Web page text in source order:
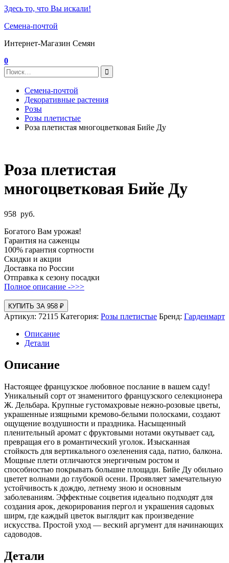
Здесь то, что Вы искали!
Семена-почтой
Интернет-Магазин Семян
0
Семена-почтой
Декоративные растения
Розы
Розы плетистые
Роза плетистая многоцветковая Бийе Ду
Роза плетистая
многоцветковая Бийе Ду
958 руб.
Богатого Вам урожая!
Гарантия на саженцы
100% гарантия сортности
Скидки и акции
Доставка по России
Отправка к сезону посадки
Полное описание ->>>
КУПИТЬ ЗА 958 ₽
Артикул: 72115 Категория: Розы плетистые Бренд: Гарденмарт
Описание
Детали
Описание
Настоящее французское любовное послание в вашем саду!
Уникальный сорт от знаменитого французского селекционера
Ж. Дельбара. Крупные густомахровые нежно-розовые цветы,
украшенные изящными кремово-белыми полосками, создают
ощущение воздушности и праздника. Насыщенный
пленительный аромат с фруктовыми нотами окутывает сад,
превращая его в романтический уголок. Изысканная
стойкость для вертикального озеленения сада, патио, балкона.
Мощные плети отличаются энергичным ростом и
способностью покрывать большие площади. Бийе Ду обильно
цветет волнами до глубокой осени. Проявляет замечательную
устойчивость к дождю, летнему зною и основным
заболеваниям. Эффектные соцветия идеально подходят для
создания арок, декорирования пергол и украшения садовых
ширм, где каждый цветок выглядит как произведение
искусства. Простой уход — веский аргумент для начинающих
садоводов.
Детали